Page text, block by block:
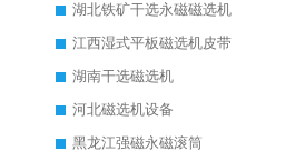
湖北铁矿干选永磁磁选机
江西湿式平板磁选机皮带
湖南干选磁选机
河北磁选机设备
黑龙江强磁永磁滚筒